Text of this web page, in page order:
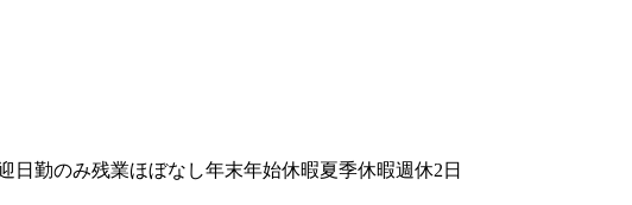
日勤のみ残業ほぼなし年末年始休暇夏季休暇週休2日